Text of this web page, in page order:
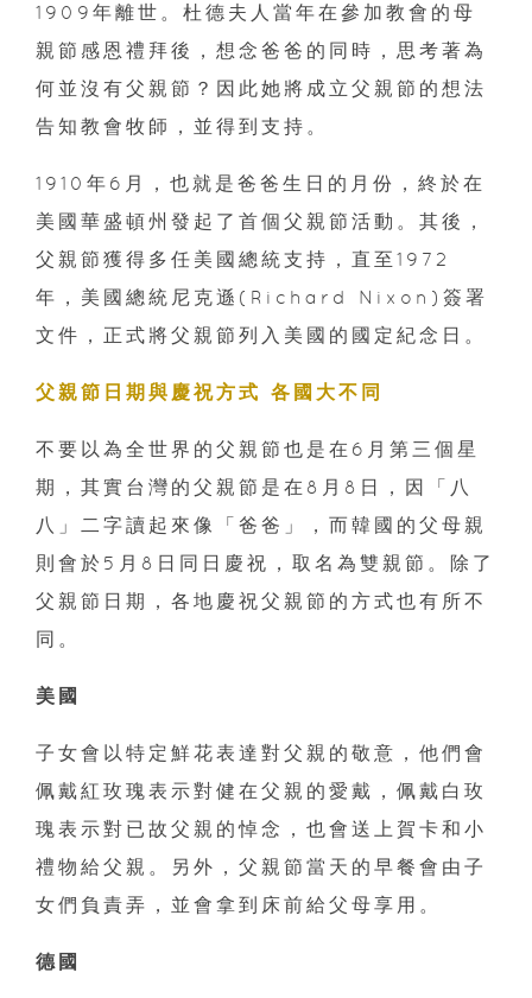
1909年離世。杜德夫人當年在參加教會的母
親節感恩禮拜後，想念爸爸的同時，思考著為
何並沒有父親節？因此她將成立父親節的想法
告知教會牧師，並得到支持。
1910年6月，也就是爸爸生日的月份，終於在
美國華盛頓州發起了首個父親節活動。其後，
父親節獲得多任美國總統支持，直至1972
年，美國總統尼克遜(Richard Nixon)簽署
文件，正式將父親節列入美國的國定紀念日。
父親節日期與慶祝方式 各國大不同
不要以為全世界的父親節也是在6月第三個星
期，其實台灣的父親節是在8月8日，因「八
八」二字讀起來像「爸爸」，而韓國的父母親
則會於5月8日同日慶祝，取名為雙親節。除了
父親節日期，各地慶祝父親節的方式也有所不
同。
美國
子女會以特定鮮花表達對父親的敬意，他們會
佩戴紅玫瑰表示對健在父親的愛戴，佩戴白玫
瑰表示對已故父親的悼念，也會送上賀卡和小
禮物給父親。另外，父親節當天的早餐會由子
女們負責弄，並會拿到床前給父母享用。
德國